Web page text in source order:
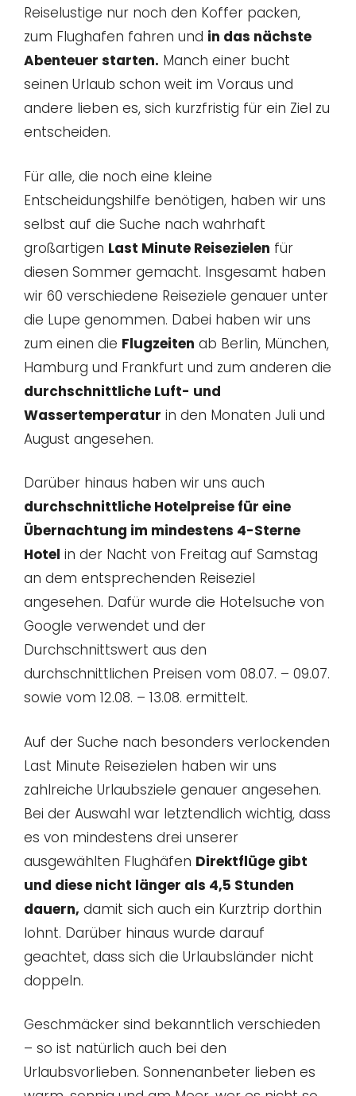
Reiselustige nur noch den Koffer packen,
zum Flughafen fahren und in das nächste
Abenteuer starten. Manch einer bucht
seinen Urlaub schon weit im Voraus und
andere lieben es, sich kurzfristig für ein Ziel zu
entscheiden.
Für alle, die noch eine kleine
Entscheidungshilfe benötigen, haben wir uns
selbst auf die Suche nach wahrhaft
großartigen Last Minute Reisezielen für
diesen Sommer gemacht. Insgesamt haben
wir 60 verschiedene Reiseziele genauer unter
die Lupe genommen. Dabei haben wir uns
zum einen die Flugzeiten ab Berlin, München,
Hamburg und Frankfurt und zum anderen die
durchschnittliche Luft- und
Wassertemperatur in den Monaten Juli und
August angesehen.
Darüber hinaus haben wir uns auch
durchschnittliche Hotelpreise für eine
Übernachtung im mindestens 4-Sterne
Hotel in der Nacht von Freitag auf Samstag
an dem entsprechenden Reiseziel
angesehen. Dafür wurde die Hotelsuche von
Google verwendet und der
Durchschnittswert aus den
durchschnittlichen Preisen vom 08.07. – 09.07.
sowie vom 12.08. – 13.08. ermittelt.
Auf der Suche nach besonders verlockenden
Last Minute Reisezielen haben wir uns
zahlreiche Urlaubsziele genauer angesehen.
Bei der Auswahl war letztendlich wichtig, dass
es von mindestens drei unserer
ausgewählten Flughäfen Direktflüge gibt
und diese nicht länger als 4,5 Stunden
dauern, damit sich auch ein Kurztrip dorthin
lohnt. Darüber hinaus wurde darauf
geachtet, dass sich die Urlaubsländer nicht
doppeln.
Geschmäcker sind bekanntlich verschieden
– so ist natürlich auch bei den
Urlaubsvorlieben. Sonnenanbeter lieben es